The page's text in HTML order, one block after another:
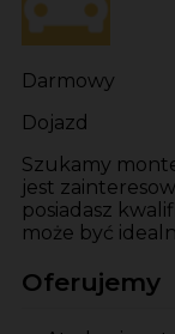
Darmowy
Dojazd
Szukamy
jest
posiadasz
może być
Oferujemy